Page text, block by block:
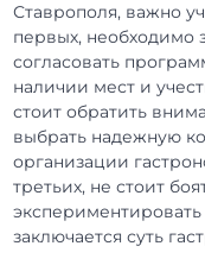
Ставрополя, важно
первых, необходимо
согласовать
наличии мест и
стоит обратить
выбрать надежную
организации
третьих, не стоит
заключается суть